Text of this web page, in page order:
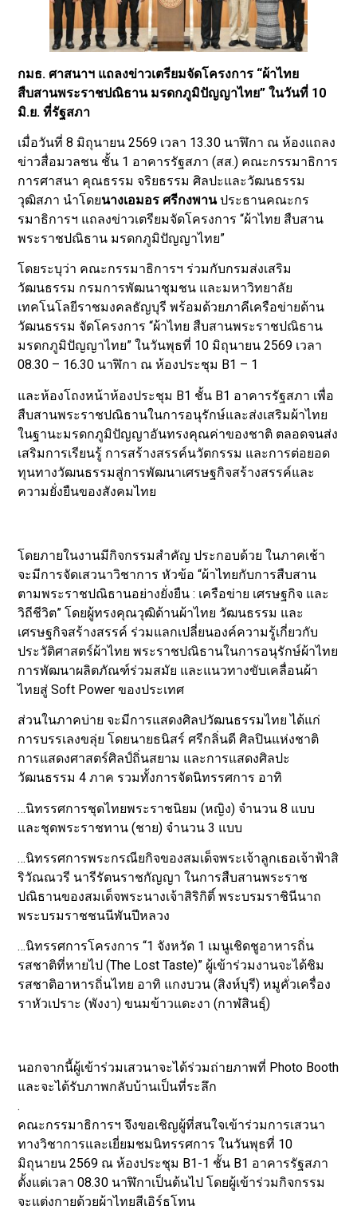
กมธ. ศาสนาฯ แถลงข่าวเตรียมจัดโครงการ “ผ้าไทย
สืบสานพระราชปณิธาน มรดกภูมิปัญญาไทย” ในวันที่ 10
มิ.ย. ที่รัฐสภา
เมื่อวันที่ 8 มิถุนายน 2569 เวลา 13.30 นาฬิกา ณ ห้องแถลง
ข่าวสื่อมวลชน ชั้น 1 อาคารรัฐสภา (สส.) คณะกรรมาธิการ
การศาสนา คุณธรรม จริยธรรม ศิลปะและวัฒนธรรม
วุฒิสภา นำโดยนางเอมอร ศรีกงพานประธานคณะกร
รมาธิการฯ แถลงข่าวเตรียมจัดโครงการ “ผ้าไทย สืบสาน
พระราชปณิธาน มรดกภูมิปัญญาไทย”
โดยระบุว่า คณะกรรมาธิการฯ ร่วมกับกรมส่งเสริม
วัฒนธรรม กรมการพัฒนาชุมชน และมหาวิทยาลัย
เทคโนโลยีราชมงคลธัญบุรี พร้อมด้วยภาคีเครือข่ายด้าน
วัฒนธรรม จัดโครงการ “ผ้าไทย สืบสานพระราชปณิธาน
มรดกภูมิปัญญาไทย” ในวันพุธที่ 10 มิถุนายน 2569 เวลา
08.30 – 16.30 นาฬิกา ณ ห้องประชุม B1 – 1
และห้องโถงหน้าห้องประชุม B1 ชั้น B1 อาคารรัฐสภา เพื่อ
สืบสานพระราชปณิธานในการอนุรักษ์และส่งเสริมผ้าไทย
ในฐานะมรดกภูมิปัญญาอันทรงคุณค่าของชาติ ตลอดจนส่ง
เสริมการเรียนรู้ การสร้างสรรค์นวัตกรรม และการต่อยอด
ทุนทางวัฒนธรรมสู่การพัฒนาเศรษฐกิจสร้างสรรค์และ
ความยั่งยืนของสังคมไทย
โดยภายในงานมีกิจกรรมสำคัญ ประกอบด้วย ในภาคเช้า
จะมีการจัดเสวนาวิชาการ หัวข้อ “ผ้าไทยกับการสืบสาน
ตามพระราชปณิธานอย่างยั่งยืน : เครือข่าย เศรษฐกิจ และ
วิถีชีวิต” โดยผู้ทรงคุณวุฒิด้านผ้าไทย วัฒนธรรม และ
เศรษฐกิจสร้างสรรค์ ร่วมแลกเปลี่ยนองค์ความรู้เกี่ยวกับ
ประวัติศาสตร์ผ้าไทย พระราชปณิธานในการอนุรักษ์ผ้าไทย
การพัฒนาผลิตภัณฑ์ร่วมสมัย และแนวทางขับเคลื่อนผ้า
ไทยสู่ Soft Power ของประเทศ
ส่วนในภาคบ่าย จะมีการแสดงศิลปวัฒนธรรมไทย ได้แก่
การบรรเลงขลุ่ย โดยนายธนิสร์ ศรีกลิ่นดี ศิลปินแห่งชาติ
การแสดงศาสตร์ศิลป์ถิ่นสยาม และการแสดงศิลปะ
วัฒนธรรม 4 ภาค รวมทั้งการจัดนิทรรศการ อาทิ
…นิทรรศการชุดไทยพระราชนิยม (หญิง) จำนวน 8 แบบ
และชุดพระราชทาน (ชาย) จำนวน 3 แบบ
…นิทรรศการพระกรณียกิจของสมเด็จพระเจ้าลูกเธอเจ้าฟ้าสิ
ริวัณณวรี นารีรัตนราชกัญญา ในการสืบสานพระราช
ปณิธานของสมเด็จพระนางเจ้าสิริกิติ์ พระบรมราชินีนาถ
พระบรมราชชนนีพันปีหลวง
…นิทรรศการโครงการ “1 จังหวัด 1 เมนูเชิดชูอาหารถิ่น
รสชาติที่หายไป (The Lost Taste)” ผู้เข้าร่วมงานจะได้ชิม
รสชาติอาหารถิ่นไทย อาทิ แกงบวน (สิงห์บุรี) หมูคั่วเครื่อง
ราหัวเปราะ (พังงา) ขนมข้าวแดะงา (กาฬสินธุ์)
นอกจากนี้ผู้เข้าร่วมเสวนาจะได้ร่วมถ่ายภาพที่ Photo Booth
และจะได้รับภาพกลับบ้านเป็นที่ระลึก
.
คณะกรรมาธิการฯ จึงขอเชิญผู้ที่สนใจเข้าร่วมการเสวนา
ทางวิชาการและเยี่ยมชมนิทรรศการ ในวันพุธที่ 10
มิถุนายน 2569 ณ ห้องประชุม B1-1 ชั้น B1 อาคารรัฐสภา
ตั้งแต่เวลา 08.30 นาฬิกาเป็นต้นไป โดยผู้เข้าร่วมกิจกรรม
จะแต่งกายด้วยผ้าไทยสีเอิร์ธโทน